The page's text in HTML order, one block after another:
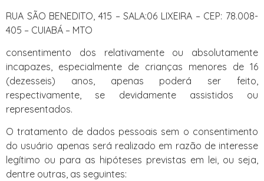
RUA SÃO BENEDITO, 415 – SALA:06 LIXEIRA – CEP: 78.008-
405 – CUIABÁ – MTO
consentimento dos relativamente ou absolutamente
incapazes, especialmente de crianças menores de 16
(dezesseis) anos, apenas poderá ser feito,
respectivamente, se devidamente assistidos ou
representados.
O tratamento de dados pessoais sem o consentimento
do usuário apenas será realizado em razão de interesse
legítimo ou para as hipóteses previstas em lei, ou seja,
dentre outras, as seguintes: